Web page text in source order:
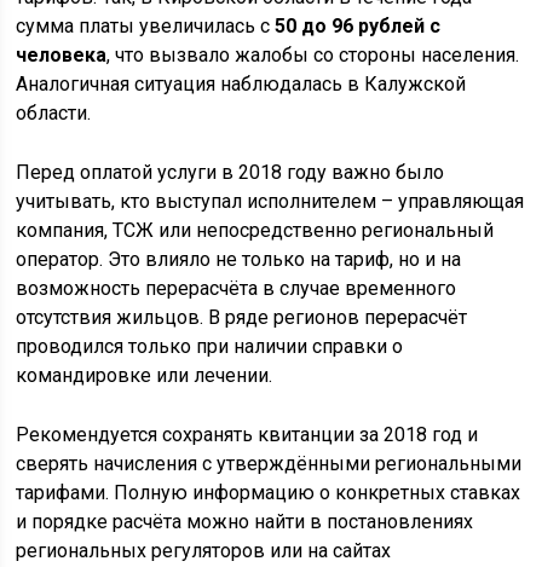
сумма платы увеличилась с50 до 96 рублей с
человека, что вызвало жалобы со стороны населения.
Аналогичная ситуация наблюдалась в Калужской
области.
Перед оплатой услуги в 2018 году важно было
учитывать, кто выступал исполнителем – управляющая
компания, ТСЖ или непосредственно региональный
оператор. Это влияло не только на тариф, но и на
возможность перерасчёта в случае временного
отсутствия жильцов. В ряде регионов перерасчёт
проводился только при наличии справки о
командировке или лечении.
Рекомендуется сохранять квитанции за 2018 год и
сверять начисления с утверждёнными региональными
тарифами. Полную информацию о конкретных ставках
и порядке расчёта можно найти в постановлениях
региональных регуляторов или на сайтах